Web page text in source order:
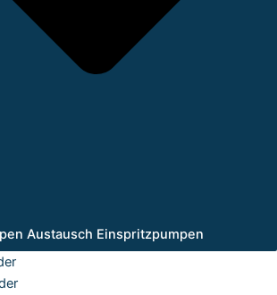
Austausch Einspritzpumpen